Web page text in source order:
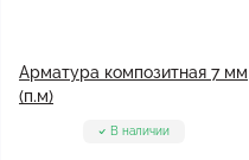
Арматура композитная 7 мм
(п.м)
В наличии